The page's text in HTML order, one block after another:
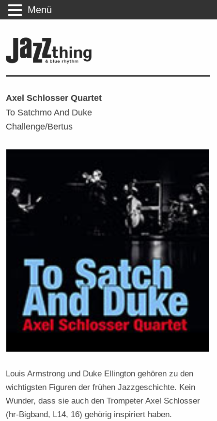
Axel Schlosser Quartet
To Satchmo And Duke
Challenge/Bertus
Louis Armstrong und Duke Ellington gehören zu den
wichtigsten Figuren der frühen Jazzgeschichte. Kein
Wunder, dass sie auch den Trompeter Axel Schlosser
(hr-Bigband, L14, 16) gehörig inspiriert haben.
Menü